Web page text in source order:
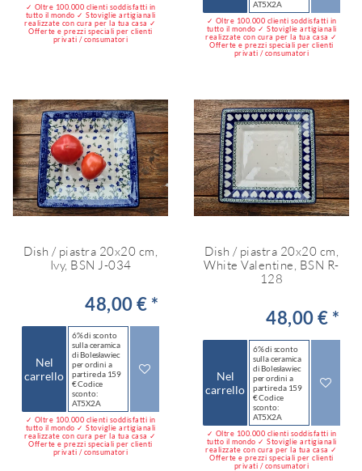
✓ Oltre 100.000 clienti soddisfatti in
tutto il mondo ✓ Stoviglie artigianali
realizzate con cura per la tua casa ✓
Offerte e prezzi speciali per clienti
privati / consumatori
AT5X2A
✓ Oltre 100.000 clienti soddisfatti in
tutto il mondo ✓ Stoviglie artigianali
realizzate con cura per la tua casa ✓
Offerte e prezzi speciali per clienti
privati / consumatori
Dish / piastra 20x20 cm,
Ivy, BSN J-034
48,00 € *
Nel
carrello
6% di sconto
sulla ceramica
di Bolesławiec
per ordini a
partire da 159
€ Codice
sconto:
AT5X2A
✓ Oltre 100.000 clienti soddisfatti in
tutto il mondo ✓ Stoviglie artigianali
realizzate con cura per la tua casa ✓
Offerte e prezzi speciali per clienti
privati / consumatori
Dish / piastra 20x20 cm,
White Valentine, BSN R-
128
48,00 € *
Nel
carrello
6% di sconto
sulla ceramica
di Bolesławiec
per ordini a
partire da 159
€ Codice
sconto:
AT5X2A
✓ Oltre 100.000 clienti soddisfatti in
tutto il mondo ✓ Stoviglie artigianali
realizzate con cura per la tua casa ✓
Offerte e prezzi speciali per clienti
privati / consumatori